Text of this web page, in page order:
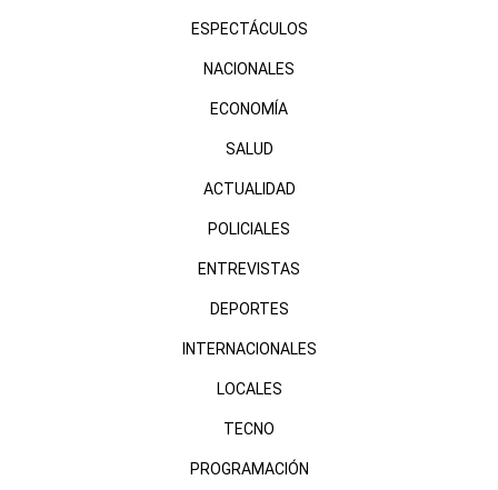
ESPECTÁCULOS
NACIONALES
ECONOMÍA
SALUD
ACTUALIDAD
POLICIALES
ENTREVISTAS
DEPORTES
INTERNACIONALES
LOCALES
TECNO
PROGRAMACIÓN